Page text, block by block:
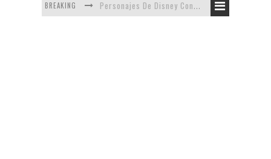
BREAKING Personajes De Disney Con Vestuarios Contemporáneos